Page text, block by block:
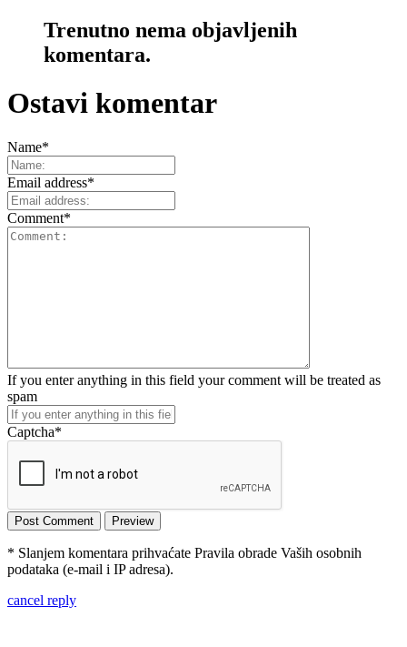
Trenutno nema objavljenih
komentara.
Ostavi komentar
Name*
Email address*
Comment*
If you enter anything in this field your comment will be treated as
spam
Captcha*
* Slanjem komentara prihvaćate Pravila obrade Vaših osobnih
podataka (e-mail i IP adresa).
cancel reply